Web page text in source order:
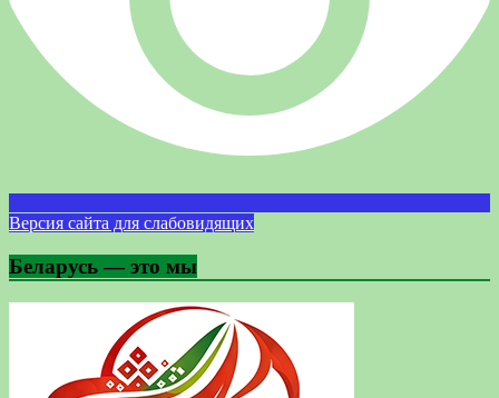
Версия сайта для слабовидящих
Беларусь — это мы